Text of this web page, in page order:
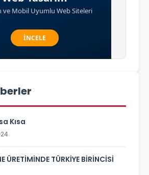
Kısa
ÜRETİMİNDE TÜRKİYE BİRİNCİSİ